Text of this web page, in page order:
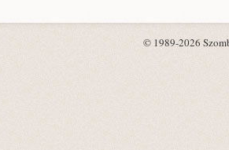
© 1989-2026